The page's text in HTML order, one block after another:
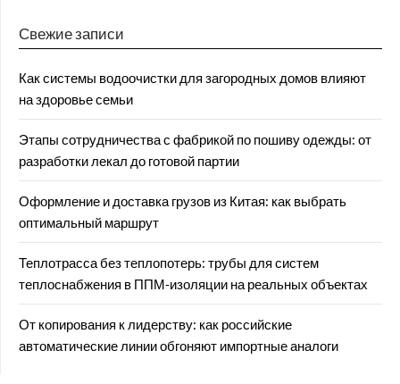
Свежие записи
Как системы водоочистки для загородных домов влияют
на здоровье семьи
Этапы сотрудничества с фабрикой по пошиву одежды: от
разработки лекал до готовой партии
Оформление и доставка грузов из Китая: как выбрать
оптимальный маршрут
Теплотрасса без теплопотерь: трубы для систем
теплоснабжения в ППМ‑изоляции на реальных объектах
От копирования к лидерству: как российские
автоматические линии обгоняют импортные аналоги